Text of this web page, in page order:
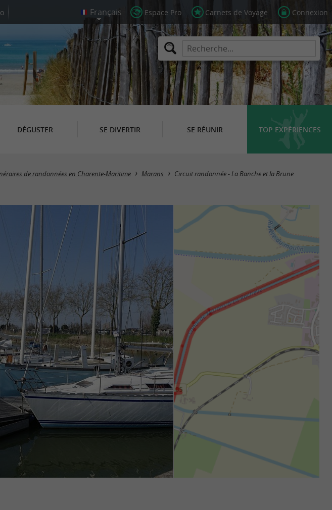
Espace Pro Carnets de Voyage Connexion
DÉGUSTER SE DIVERTIR SE RÉUNIR TOP EXPÉRIENCES
de randonnées en Charente-Maritime Marans Circuit randonnée - La Banche et la Brune